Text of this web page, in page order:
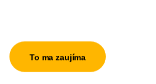
To ma zaujíma